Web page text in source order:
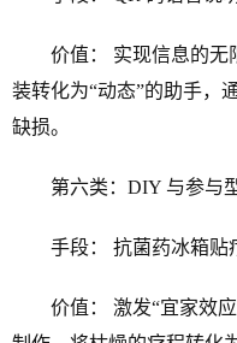
价值： 实现信息的无
装转化为“动态”的助手，
缺损。
第六类：DIY 与参与型
手段： 抗菌药冰箱贴疗
价值： 激发“宜家效应